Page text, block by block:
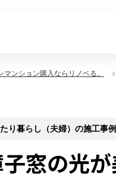
ンション購入ならリノベる。
り暮らし（夫婦）の施工事
窓の光が